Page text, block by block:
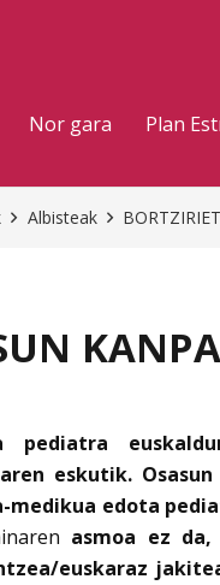
Nor gara Plan
Albisteak
pediatra
eskutik.
medikua edota
asmoa ez da,
euskaraz